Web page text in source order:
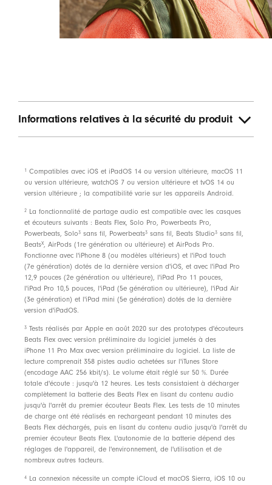
des morceaux, des podcasts ou des films entre les
Beats Flex et un autre casque ou d'autres écouteurs
, ou des AirPods
carte
Compatibles avec les appareils Android
Jusqu'à 12 heures d'écoute 3
Grâce à la technologie Fast Fuel, quand la batterie
est faible, une charge de 10 minutes offre 1,5 heure
d'écoute3
Connecteur de charge USB-C (inclus)
Batterie rechargeable au lithium-ion
Commandes
et l'assistant vocal
Micro intégré avec réduction du vent pour une voix
plus claire
Contenu du coffret
Écouteurs sans fil Beats Flex
Embouts de quatre tailles différentes
Connecteur de charge USB-C
Guide de démarrage rapide
Informations relatives à la sécurité du produit
1
Compatibles avec iOS et iPadOS 14 ou version ultérieure, macOS 11
ou version ultérieure, watchOS 7 ou version ultérieure et tvOS 14 ou
version ultérieure ; la compatibilité varie sur les appareils Android.
2
La fonctionnalité de partage audio est compatible avec les casques
et écouteurs suivants : Beats Flex, Solo Pro, Powerbeats Pro,
Powerbeats, Solo3 sans fil, Powerbeats3 sans fil, Beats Studio3 sans fil,
BeatsX, AirPods (1re génération ou ultérieure) et AirPods Pro.
Fonctionne avec l'iPhone 8 (ou modèles ultérieurs) et l'iPod touch
(7e génération) dotés de la dernière version d'iOS, et avec l'iPad Pro
12,9 pouces (2e génération ou ultérieure), l'iPad Pro 11 pouces,
l'iPad Pro 10,5 pouces, l'iPad (5e génération ou ultérieure), l'iPad Air
(3e génération) et l'iPad mini (5e génération) dotés de la dernière
version d'iPadOS.
3 Tests réalisés par Apple en août 2020 sur des prototypes d'écouteurs
Beats Flex avec version préliminaire du logiciel jumelés à des
iPhone 11 Pro Max avec version préliminaire du logiciel. La liste de
lecture comprenait 358 pistes audio achetées sur l'iTunes Store
(encodage AAC 256 kbit/s). Le volume était réglé sur 50 %. Durée
totale d'écoute : jusqu'à 12 heures. Les tests consistaient à décharger
complètement la batterie des Beats Flex en lisant du contenu audio
jusqu'à l'arrêt du premier écouteur Beats Flex. Les tests de 10 minutes
de charge ont été réalisés en rechargeant pendant 10 minutes des
Beats Flex déchargés, puis en lisant du contenu audio jusqu'à l'arrêt du
premier écouteur Beats Flex. L'autonomie de la batterie dépend des
réglages de l'appareil, de l'environnement, de l'utilisation et de
nombreux autres facteurs.
4
La connexion nécessite un compte iCloud et macOS Sierra, iOS 10 ou